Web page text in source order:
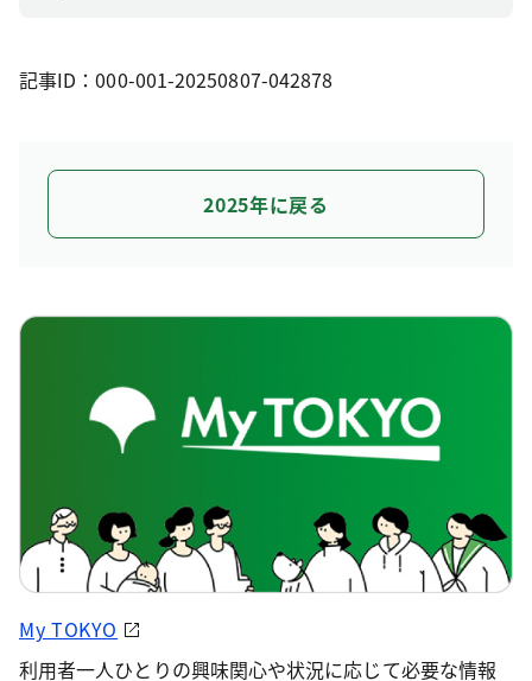
記事ID：000-001-20250807-042878
2025年に戻る
My TOKYO
利用者一人ひとりの興味関心や状況に応じて必要な情報